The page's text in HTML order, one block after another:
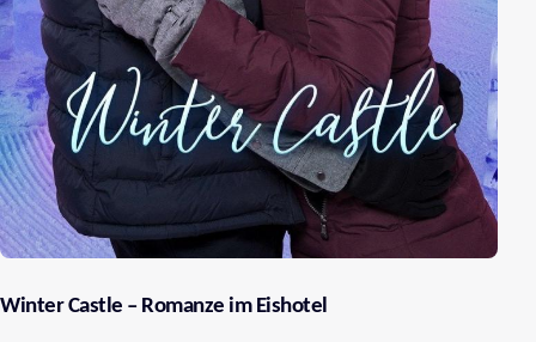
Winter Castle – Romanze im Eishotel